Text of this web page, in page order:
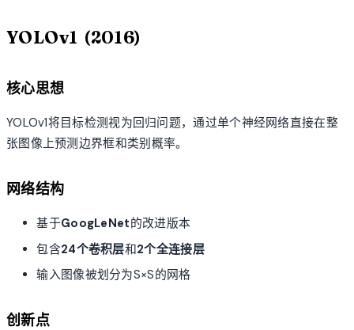
YOLOv1 (2016)
核心思想
YOLOv1将目标检测视为回归问题，通过单个神经网络直接在整
张图像上预测边界框和类别概率。
网络结构
基于GoogLeNet的改进版本
包含24个卷积层和2个全连接层
输入图像被划分为S×S的网格
创新点